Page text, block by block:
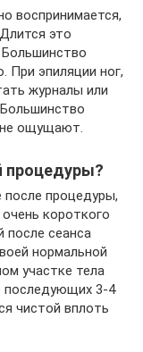
воспринимается,
это
При эпиляции ног,
журналы или
ощущают.
процедуры?
после процедуры,
короткого
сеанса
нормальной
участке тела
последующих 3-4
чистой вплоть